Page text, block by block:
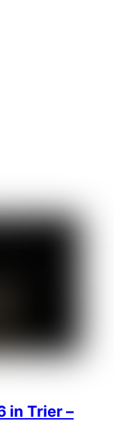
in Trier –